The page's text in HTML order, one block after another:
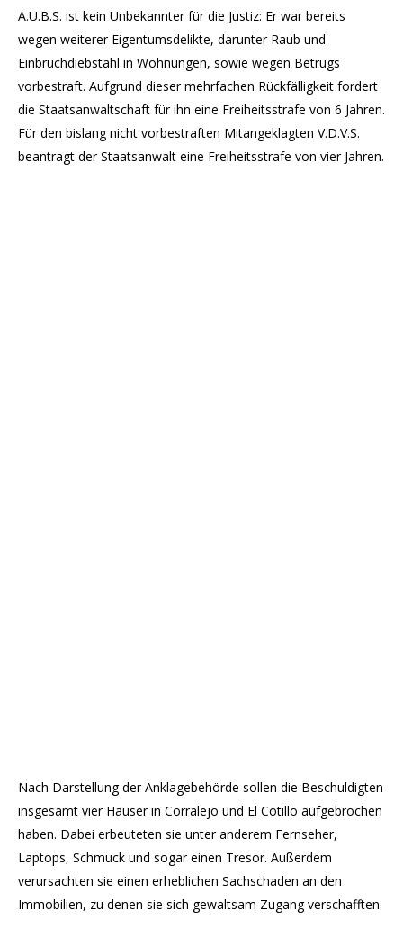
A.U.B.S. ist kein Unbekannter für die Justiz: Er war bereits
wegen weiterer Eigentumsdelikte, darunter Raub und
Einbruchdiebstahl in Wohnungen, sowie wegen Betrugs
vorbestraft. Aufgrund dieser mehrfachen Rückfälligkeit fordert
die Staatsanwaltschaft für ihn eine Freiheitsstrafe von 6 Jahren.
Für den bislang nicht vorbestraften Mitangeklagten V.D.V.S.
beantragt der Staatsanwalt eine Freiheitsstrafe von vier Jahren.
Nach Darstellung der Anklagebehörde sollen die Beschuldigten
insgesamt vier Häuser in Corralejo und El Cotillo aufgebrochen
haben. Dabei erbeuteten sie unter anderem Fernseher,
Laptops, Schmuck und sogar einen Tresor. Außerdem
verursachten sie einen erheblichen Sachschaden an den
Immobilien, zu denen sie sich gewaltsam Zugang verschafften.